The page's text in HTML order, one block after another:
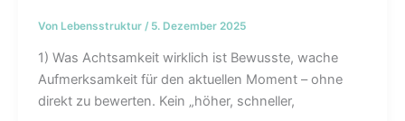
Von Lebensstruktur / 5. Dezember 2025
1) Was Achtsamkeit wirklich ist Bewusste, wache
Aufmerksamkeit für den aktuellen Moment – ohne
direkt zu bewerten. Kein „höher, schneller,